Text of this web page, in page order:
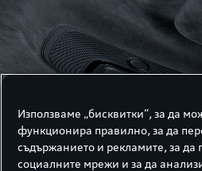
Използваме „бисквитки“, за да
функционира правилно, за да
съдържанието и рекламите, за да
социалните мрежи и за да